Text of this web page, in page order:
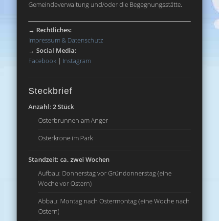
Gemeindeverwaltung und/oder die Begegnungsstätte.
→ Rechtliches:
Impressum & Datenschutz
→Social Media:
Facebook | Instagram
Steckbrief
Anzahl: 2 Stück
Osterbrunnen am Anger
Osterkrone im Park
Standzeit: ca. zwei Wochen
Aufbau: Donnerstag vor Gründonnerstag (eine
Woche vor Ostern)
Abbau: Montag nach Ostermontag (eine Woche nach
Ostern)